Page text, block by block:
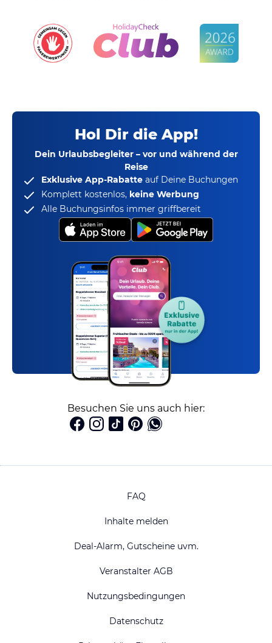
Hol Dir die App!
Dein Urlaubsbegleiter – vor und während der
Reise
Exklusive App-Rabatte auf Deine Buchungen
Komplett kostenlos, keine Werbung
Alle Buchungsinfos immer griffbereit
Besuchen Sie uns auch hier:
FAQ
Inhalte melden
Deal-Alarm, Gutscheine uvm.
Veranstalter AGB
Nutzungsbedingungen
Datenschutz